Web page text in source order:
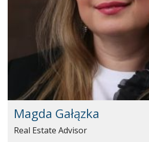
Magda Gałązka
Real Estate Advisor